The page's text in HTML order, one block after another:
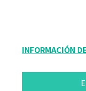
INFORMACIÓN